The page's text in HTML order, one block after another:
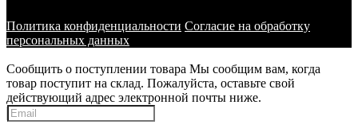
Политика конфиденциальности Согласие на обработку
персональных данных
Сообщить о поступлении товара Мы сообщим вам, когда
товар поступит на склад. Пожалуйста, оставьте свой
действующий адрес электронной почты ниже.